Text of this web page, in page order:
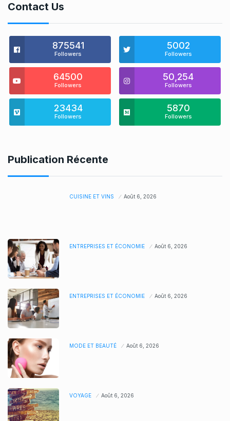
Contact Us
875541
Followers
5002
Followers
64500
Followers
50,254
Followers
23434
Followers
5870
Followers
Publication Récente
CUISINE ET VINS Août 6, 2026
ENTREPRISES ET ÉCONOMIE Août 6, 2026
ENTREPRISES ET ÉCONOMIE Août 6, 2026
MODE ET BEAUTÉ Août 6, 2026
VOYAGE Août 6, 2026